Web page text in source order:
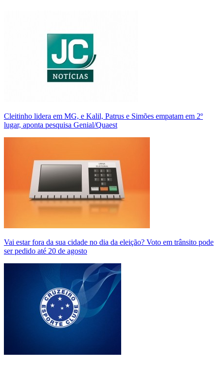
Cleitinho lidera em MG, e Kalil, Patrus e Simões empatam em 2º
lugar, aponta pesquisa Genial/Quaest
Vai estar fora da sua cidade no dia da eleição? Voto em trânsito pode
ser pedido até 20 de agosto